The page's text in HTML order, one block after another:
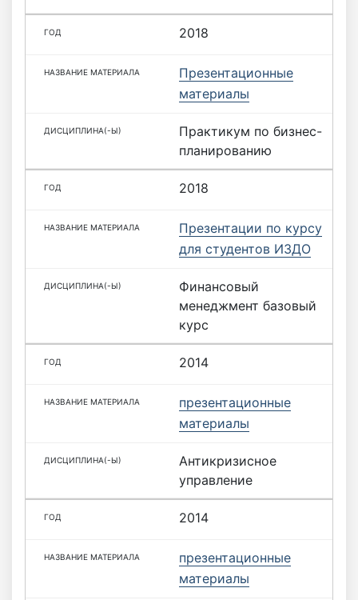
2018
Презентационные
материалы
Практикум по бизнес-
планированию
2018
Презентации по курсу
для студентов ИЗДО
Финансовый
менеджмент базовый
курс
2014
презентационные
материалы
Антикризисное
управление
2014
презентационные
материалы